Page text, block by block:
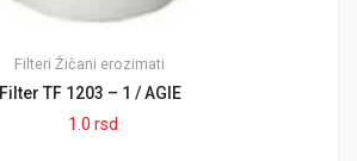
Filteri Žičani erozimati
Filter TF 1203 – 1 / AGIE
1.0 rsd